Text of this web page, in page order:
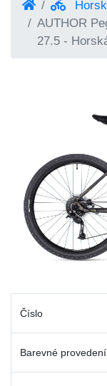
AUTHOR
27.5 -
Číslo
Barevné provedení